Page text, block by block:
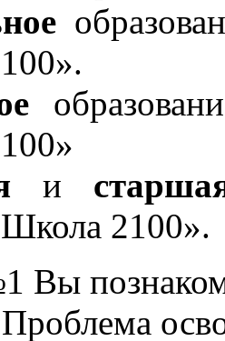
и
2100».
Вы